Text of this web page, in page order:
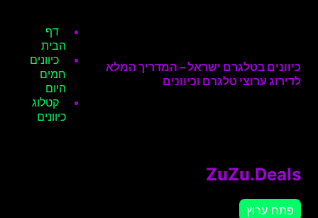
כיוונים בטלגרם ישראל – המדריך המלא
לדירוג ערוצי טלגרם וכיוונים
דף
הבית
כיוונים
חמים
היום
קטלוג
כיוונים
ZuZu.Deals
פתח ערוץ